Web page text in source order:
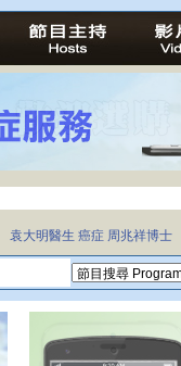
袁大明醫生 癌症 周兆祥博士